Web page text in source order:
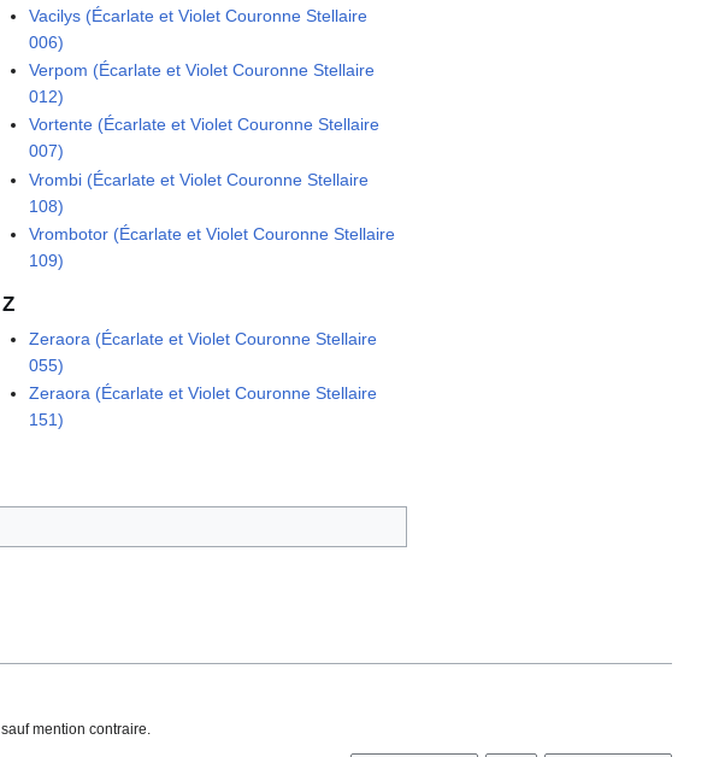
Vacilys (Écarlate et Violet Couronne Stellaire
006)
Verpom (Écarlate et Violet Couronne Stellaire
012)
Vortente (Écarlate et Violet Couronne Stellaire
007)
Vrombi (Écarlate et Violet Couronne Stellaire
108)
Vrombotor (Écarlate et Violet Couronne Stellaire
109)
Z
Zeraora (Écarlate et Violet Couronne Stellaire
055)
Zeraora (Écarlate et Violet Couronne Stellaire
151)
sauf mention contraire.